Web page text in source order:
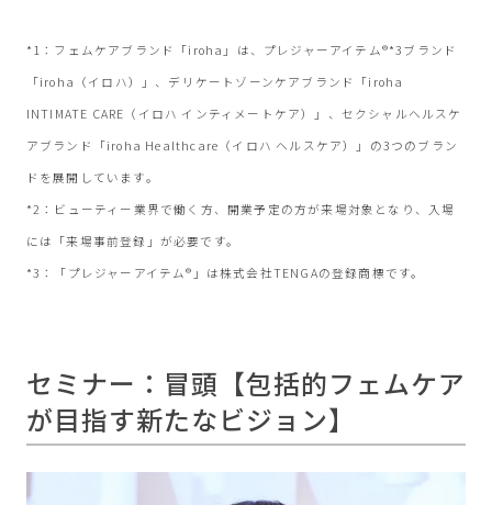
*1：フェムケアブランド「iroha」は、プレジャーアイテム®*3ブランド
「iroha（イロハ）」、デリケートゾーンケアブランド「iroha
INTIMATE CARE（イロハ インティメートケア）」、セクシャルヘルスケ
アブランド「iroha Healthcare（イロハ ヘルスケア）」の3つのブラン
ドを展開しています。
*2：ビューティー業界で働く方、開業予定の方が来場対象となり、入場
には「来場事前登録」が必要です。
*3：「プレジャーアイテム®」は株式会社TENGAの登録商標です。
セミナー：冒頭【包括的フェムケア
が目指す新たなビジョン】